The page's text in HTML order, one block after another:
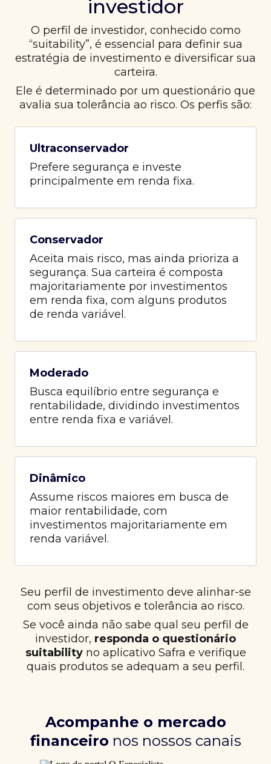
investidor
O perfil de investidor, conhecido como
“suitability”, é essencial para definir sua
estratégia de investimento e diversificar sua
carteira.
Ele é determinado por um questionário que
avalia sua tolerância ao risco. Os perfis são:
Ultraconservador
Prefere segurança e investe
principalmente em renda fixa.
Conservador
Aceita mais risco, mas ainda prioriza a
segurança. Sua carteira é composta
majoritariamente por investimentos
em renda fixa, com alguns produtos
de renda variável.
Moderado
Busca equilíbrio entre segurança e
rentabilidade, dividindo investimentos
entre renda fixa e variável.
Dinâmico
Assume riscos maiores em busca de
maior rentabilidade, com
investimentos majoritariamente em
renda variável.
Seu perfil de investimento deve alinhar-se
com seus objetivos e tolerância ao risco.
Se você ainda não sabe qual seu perfil de
investidor, responda o questionário
suitabilityno aplicativo Safra e verifique
quais produtos se adequam a seu perfil.
Acompanhe o mercado
financeiro nos nossos canais